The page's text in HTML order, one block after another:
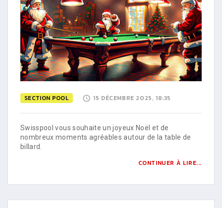
SECTION POOL 15 DÉCEMBRE 2025, 18:35
Swisspool vous souhaite un joyeux Noël et de
nombreux moments agréables autour de la table de
billard.
CONTINUER À LIRE...